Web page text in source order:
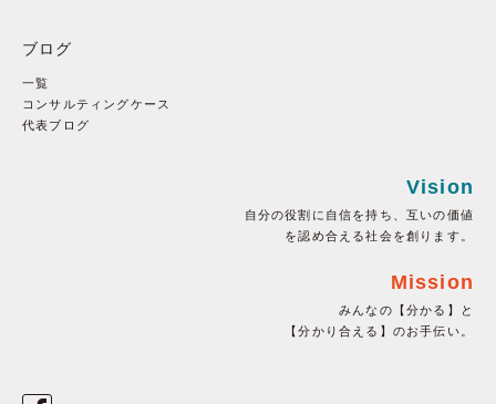
ブログ
一覧
コンサルティングケース
代表ブログ
Vision
自分の役割に自信を持ち、互いの価値
を認め合える社会を創ります。
Mission
みんなの【分かる】と
【分かり合える】のお手伝い。